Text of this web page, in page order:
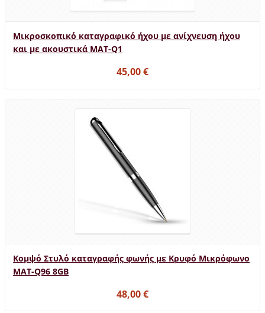
Μικροσκοπικό καταγραφικό ήχου με ανίχνευση ήχου
και με ακουστικά MAT-Q1
45,00 €
Κομψό Στυλό καταγραφής φωνής με Κρυφό Μικρόφωνο
MAT-Q96 8GB
48,00 €